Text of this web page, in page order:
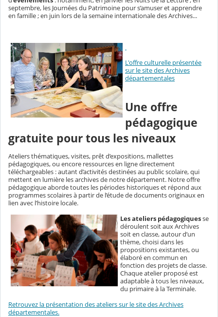
septembre, les Journées du Patrimoine pour s’amuser et apprendre
en famille ; en juin lors de la semaine internationale des Archives...
L'offre culturelle présentée
sur le site des Archives
départementales
Une offre
pédagogique
gratuite pour tous les niveaux
Ateliers thématiques, visites, prêt d’expositions, mallettes
pédagogiques, ou encore ressources en ligne directement
téléchargeables :autant d’activités destinées au public scolaire, qui
mettent en lumière les archives de notre département. Notre offre
pédagogique aborde toutes les périodes historiques et répond aux
programmes scolaires à partir de l’étude de documents originaux en
lien avec l’histoire locale.
Les ateliers pédagogiquesse
déroulent soit aux Archives
soit en classe, autour d’un
thème, choisi dans les
propositions existantes, ou
élaboré en commun en
fonction des projets de classe.
Chaque atelier proposé est
adaptable à tous les niveaux,
du primaire à la Terminale.
Retrouvez la présentation des ateliers sur le site des Archives
départementales.